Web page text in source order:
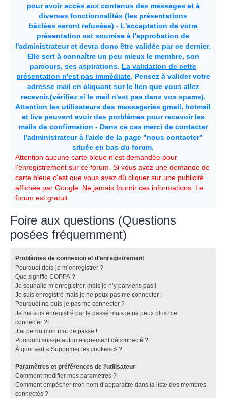
pour avoir accès aux contenus des messages et à
diverses fonctionnalités (les présentations
bâclées seront refusées) - L'acceptation de votre
présentation est soumise à l'approbation de
l'administrateur et devra donc être validée par ce dernier.
Elle sert à connaître un peu mieux le membre, son
parcours, ses aspirations. La validation de cette
présentation n'est pas immédiate. Pensez à valider votre
adresse mail en cliquant sur le lien que vous allez
recevoir.(vérifiez si le mail n'est pas dans vos spams).
Attention les utilisateurs des messageries gmail, hotmail
et live peuvent avoir des problèmes pour recevoir les
mails de confirmation - Dans ce cas merci de contacter
l'administrateur à l'aide de la page "nous contacter"
située en bas du forum.
Attention aucune carte bleue n'est demandée pour
l'enregistrement sur ce forum. Si vous avez une demande de
carte bleue c'est que vous avez dû cliquer sur une publicité
affichée par Google. Ne jamais fournir ces informations. Le
forum est gratuit.
Foire aux questions (Questions
posées fréquemment)
Problèmes de connexion et d’enregistrement
Pourquoi dois-je m’enregistrer ?
Que signifie COPPA ?
Je souhaite m’enregistrer, mais je n’y parviens pas !
Je suis enregistré mais je ne peux pas me connecter !
Pourquoi ne puis-je pas me connecter ?
Je me suis enregistré par le passé mais je ne peux plus me
connecter ?!
J’ai perdu mon mot de passe !
Pourquoi suis-je automatiquement déconnecté ?
À quoi sert « Supprimer les cookies » ?
Paramètres et préférences de l’utilisateur
Comment modifier mes paramètres ?
Comment empêcher mon nom d’apparaître dans la liste des membres
connectés ?